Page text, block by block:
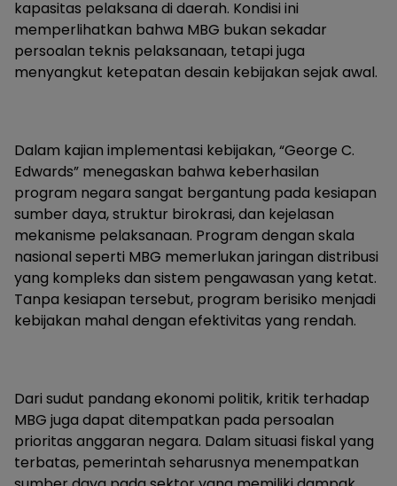
kapasitas pelaksana di daerah. Kondisi ini
memperlihatkan bahwa MBG bukan sekadar
persoalan teknis pelaksanaan, tetapi juga
menyangkut ketepatan desain kebijakan sejak awal.
Dalam kajian implementasi kebijakan, “George C.
Edwards” menegaskan bahwa keberhasilan
program negara sangat bergantung pada kesiapan
sumber daya, struktur birokrasi, dan kejelasan
mekanisme pelaksanaan. Program dengan skala
nasional seperti MBG memerlukan jaringan distribusi
yang kompleks dan sistem pengawasan yang ketat.
Tanpa kesiapan tersebut, program berisiko menjadi
kebijakan mahal dengan efektivitas yang rendah.
Dari sudut pandang ekonomi politik, kritik terhadap
MBG juga dapat ditempatkan pada persoalan
prioritas anggaran negara. Dalam situasi fiskal yang
terbatas, pemerintah seharusnya menempatkan